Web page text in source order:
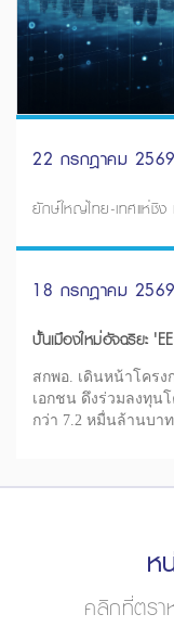
22 กรกฎาคม 2569
ยักษ์ใหญ่ไทย-เทศแห่ชิง
18 กรกฎาคม 2569
ปั้นเมืองใหม่อัจฉริยะ
สกพอ. เดินหน้าโครง
เอกชน ดึงร่วมลงทุน
กว่า 7.2 หมื่นล้านบา
ห
คลิกที่ตรา